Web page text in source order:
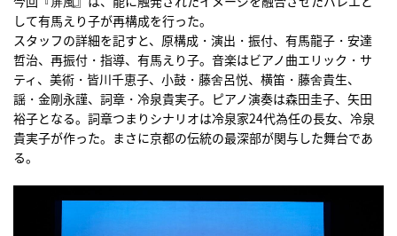
して有馬えり子が再構成を行った。
スタッフの詳細を記すと、原構成・演出・振付、有馬龍子・安達
哲治、再振付・指導、有馬えり子。音楽はビアノ曲エリック・サ
ティ、美術・皆川千恵子、小鼓・藤舍呂悦、横笛・藤舍貴生、
謡・金剛永謹、詞章・冷泉貴実子。ピアノ演奏は森田圭子、矢田
裕子となる。詞章つまりシナリオは冷泉家24代為任の長女、冷泉
貴実子が作った。まさに京都の伝統の最深部が関与した舞台であ
る。